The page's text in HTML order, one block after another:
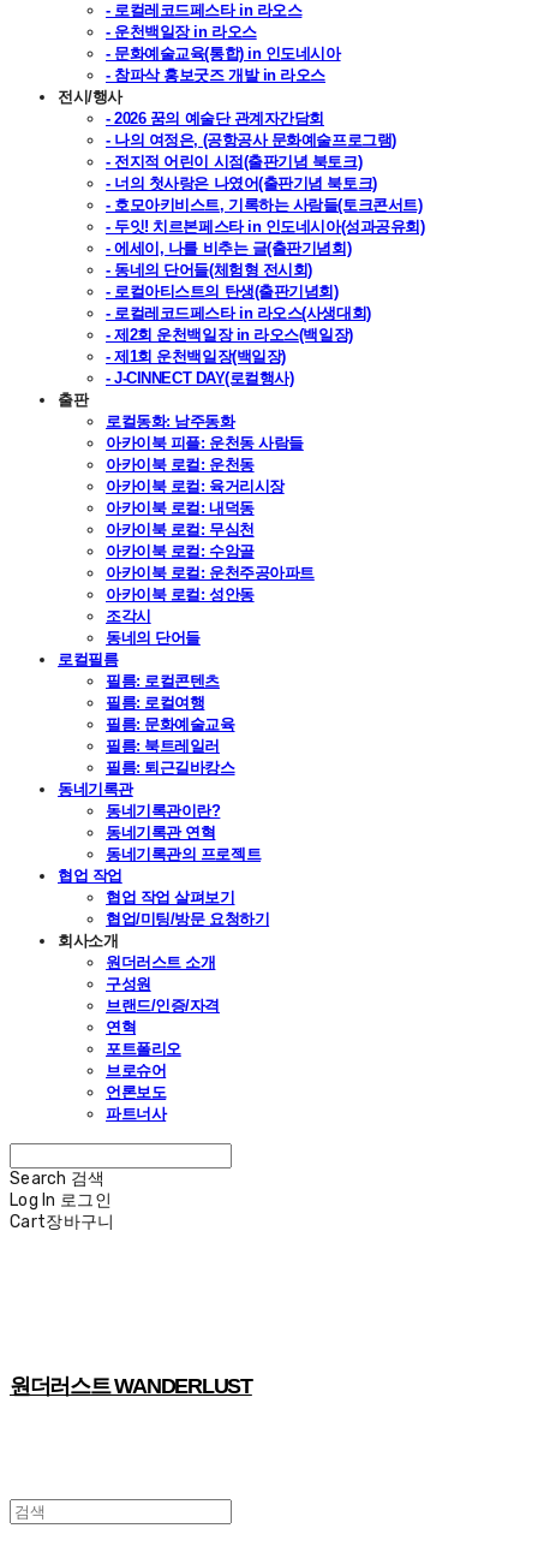
- 로컬레코드페스타 in 라오스
- 운천백일장 in 라오스
- 문화예술교육(통합) in 인도네시아
- 참파삭 홍보굿즈 개발 in 라오스
전시/행사
- 2026 꿈의 예술단 관계자간담회
- 나의 여정은, (공항공사 문화예술프로그램)
- 전지적 어린이 시점(출판기념 북토크)
- 너의 첫사랑은 나였어(출판기념 북토크)
- 호모아키비스트, 기록하는 사람들(토크콘서트)
- 두잇! 치르본페스타 in 인도네시아(성과공유회)
- 에세이, 나를 비추는 글(출판기념회)
- 동네의 단어들(체험형 전시회)
- 로컬아티스트의 탄생(출판기념회)
- 로컬레코드페스타 in 라오스(사생대회)
- 제2회 운천백일장 in 라오스(백일장)
- 제1회 운천백일장(백일장)
- J-CINNECT DAY(로컬행사)
출판
로컬동화: 남주동화
아카이북 피플: 운천동 사람들
아카이북 로컬: 운천동
아카이북 로컬: 육거리시장
아카이북 로컬: 내덕동
아카이북 로컬: 무심천
아카이북 로컬: 수암골
아카이북 로컬: 운천주공아파트
아카이북 로컬: 성안동
조각시
동네의 단어들
로컬필름
필름: 로컬콘텐츠
필름: 로컬여행
필름: 문화예술교육
필름: 북트레일러
필름: 퇴근길바캉스
동네기록관
동네기록관이란?
동네기록관 연혁
동네기록관의 프로젝트
협업 작업
협업 작업 살펴보기
협업/미팅/방문 요청하기
회사소개
원더러스트 소개
구성원
브랜드/인증/자격
연혁
포트폴리오
브로슈어
언론보도
파트너사
Search 검색
Log In 로그인
Cart장바구니
원더러스트 WANDERLUST